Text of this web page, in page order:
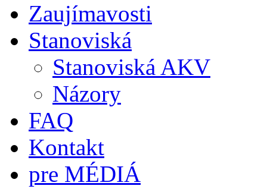
Zaujímavosti
Stanoviská
Stanoviská AKV
Názory
FAQ
Kontakt
pre MÉDIÁ